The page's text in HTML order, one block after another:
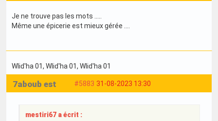
Je ne trouve pas les mots .....
Même une épicerie est mieux gérée ....
Wlid'ha 01, Wlid'ha 01, Wlid'ha 01
#5883 31-08-2023 13:30
7aboub est
mestiri67 a écrit :